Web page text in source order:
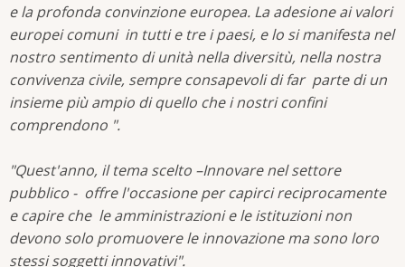
e la profonda convinzione europea. La adesione ai valori
europei comuni in tutti e tre i paesi, e lo si manifesta nel
nostro sentimento di unità nella diversitù, nella nostra
convivenza civile, sempre consapevoli di far parte di un
insieme più ampio di quello che i nostri confini
comprendono ".
"Quest'anno, il tema scelto –Innovare nel settore
pubblico - offre l'occasione per capirci reciprocamente
e capire che le amministrazioni e le istituzioni non
devono solo promuovere le innovazione ma sono loro
stessi soggetti innovativi".